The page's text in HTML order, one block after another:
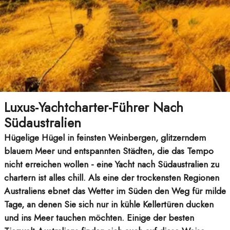
Luxus-Yachtcharter-Führer Nach
Südaustralien
Hügelige Hügel in feinsten Weinbergen, glitzerndem
blauem Meer und entspannten Städten, die das Tempo
nicht erreichen wollen - eine Yacht nach Südaustralien zu
chartern ist alles chill. Als eine der trockensten Regionen
Australiens ebnet das Wetter im Süden den Weg für milde
Tage, an denen Sie sich nur in kühle Kellertüren ducken
und ins Meer tauchen möchten. Einige der besten